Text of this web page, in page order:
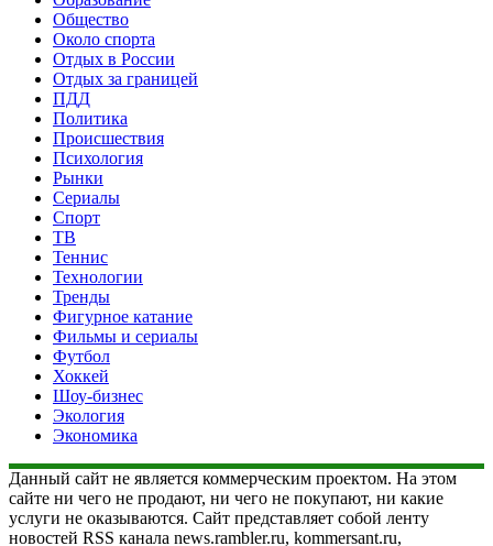
Общество
Около спорта
Отдых в России
Отдых за границей
ПДД
Политика
Происшествия
Психология
Рынки
Сериалы
Спорт
ТВ
Теннис
Технологии
Тренды
Фигурное катание
Фильмы и сериалы
Футбол
Хоккей
Шоу-бизнес
Экология
Экономика
Данный сайт не является коммерческим проектом. На этом
сайте ни чего не продают, ни чего не покупают, ни какие
услуги не оказываются. Сайт представляет собой ленту
новостей RSS канала news.rambler.ru, kommersant.ru,